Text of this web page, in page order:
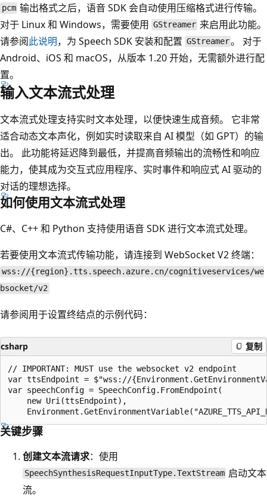
pcm 输出格式之后，语音 SDK 会自动使用压缩格式进行传输。
对于 Linux 和 Windows，需要使用 GStreamer 来启用此功能。
请参阅此说明，为 Speech SDK 安装和配置 GStreamer。 对于
Android、iOS 和 macOS，从版本 1.20 开始，无需额外进行配
置。
输入文本流式处理
文本流式处理支持实时文本处理，以便快速生成音频。 它非常
适合动态文本声化，例如实时读取来自 AI 模型（如 GPT）的输
出。 此功能将延迟降到最低，并提高音频输出的流畅性和响应
能力，使其成为交互式应用程序、实时事件和响应式 AI 驱动的
对话的理想选择。
如何使用文本流式处理
C#、C++ 和 Python 支持使用语音 SDK 进行文本流式处理。
若要使用文本流式传输功能，请连接到 WebSocket V2 终端：
wss://{region}.tts.speech.azure.cn/cognitiveservices/we
bsocket/v2
请参阅用于设置终结点的示例代码：
csharp 复制
// IMPORTANT: MUST use the websocket v2 endpoint
var ttsEndpoint = $"wss://
var speechConfig = SpeechConfig.FromEndpoint(
    new Uri(ttsEndpoint),
关键步骤
创建文本流请求：使用
SpeechSynthesisRequestInputType.TextStream 启动文本
流。